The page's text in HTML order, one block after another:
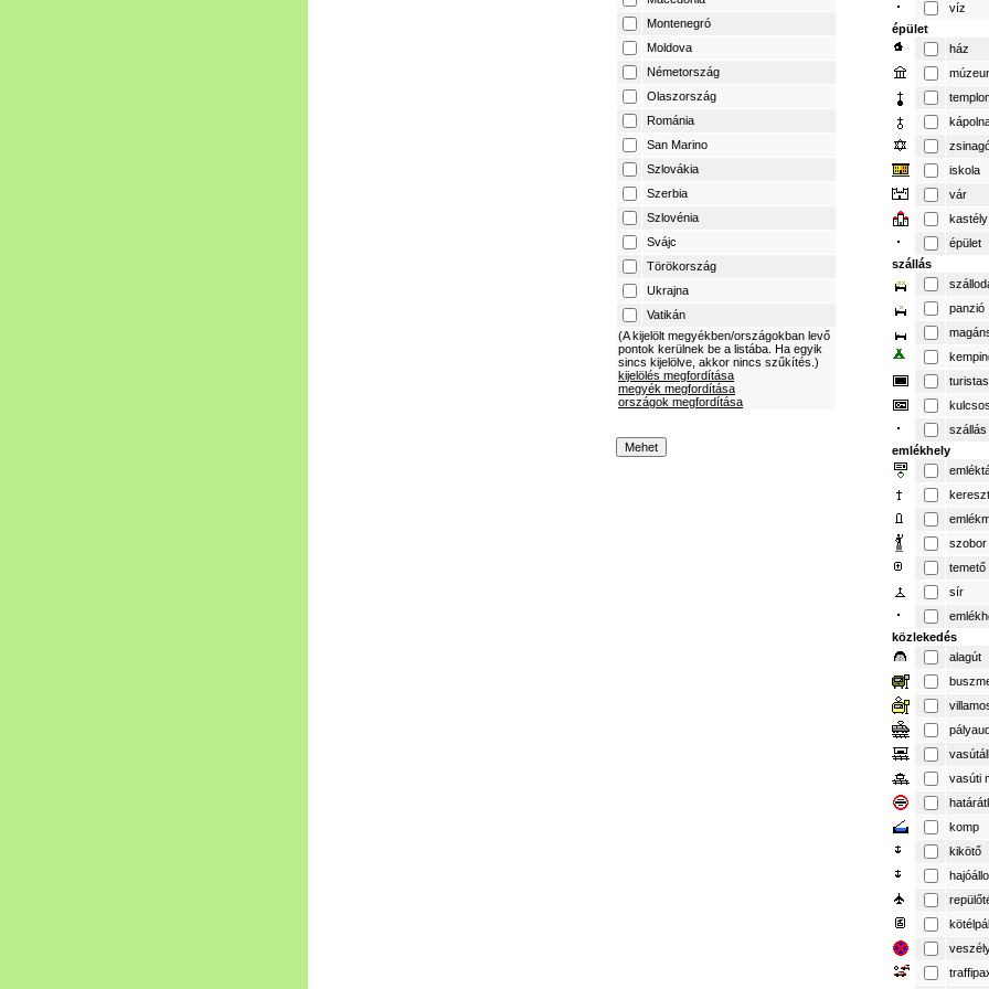
Montenegró
Moldova
Németország
Olaszország
Románia
San Marino
Szlovákia
Szerbia
Szlovénia
Svájc
Törökország
Ukrajna
Vatikán
(A kijelölt megyékben/országokban levő
pontok kerülnek be a listába. Ha egyik
sincs kijelölve, akkor nincs szűkítés.)
kijelölés megfordítása
megyék megfordítása
országok megfordítása
víz
épület
ház
iskola
vár
kastély
épület
szállás
panzió
szállás
emlékhely
kereszt
szobor
temető
sír
közlekedés
alagút
vasúti
komp
kikötő